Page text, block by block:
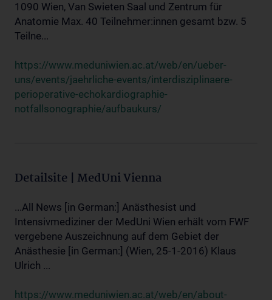
1090 Wien, Van Swieten Saal und Zentrum für
Anatomie Max. 40 Teilnehmer:innen gesamt bzw. 5
Teilne...
https://www.meduniwien.ac.at/web/en/ueber-
uns/events/jaehrliche-events/interdisziplinaere-
perioperative-echokardiographie-
notfallsonographie/aufbaukurs/
Detailsite | MedUni Vienna
...All News [in German:] Anästhesist und
Intensivmediziner der MedUni Wien erhält vom FWF
vergebene Auszeichnung auf dem Gebiet der
Anästhesie [in German:] (Wien, 25-1-2016) Klaus
Ulrich ...
https://www.meduniwien.ac.at/web/en/about-